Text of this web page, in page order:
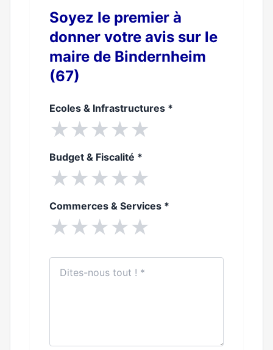
Soyez le premier à
donner votre avis sur le
maire de Bindernheim
(67)
Ecoles & Infrastructures *
★★★★★
Budget & Fiscalité *
★★★★★
Commerces & Services *
★★★★★